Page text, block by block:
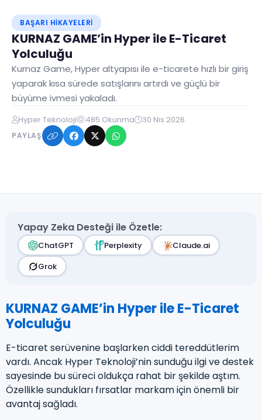
BAŞARI HIKAYELERI
KURNAZ GAME’in Hyper ile E-Ticaret
Yolculuğu
Kurnaz Game, Hyper altyapısı ile e-ticarete hızlı bir giriş
yaparak kısa sürede satışlarını artırdı ve güçlü bir
büyüme ivmesi yakaladı.
Hyper Teknoloji 485 Okunma 30 Nis 2026
PAYLAŞ
Yapay Zeka Desteği ile Özetle:
ChatGPT Perplexity
Claude.ai
Grok
KURNAZ GAME’in Hyper ile E-Ticaret
Yolculuğu
E-ticaret serüvenine başlarken ciddi tereddütlerim
vardı. Ancak Hyper Teknoloji’nin sunduğu ilgi ve destek
sayesinde bu süreci oldukça rahat bir şekilde aştım.
Özellikle sundukları fırsatlar markam için önemli bir
avantaj sağladı.